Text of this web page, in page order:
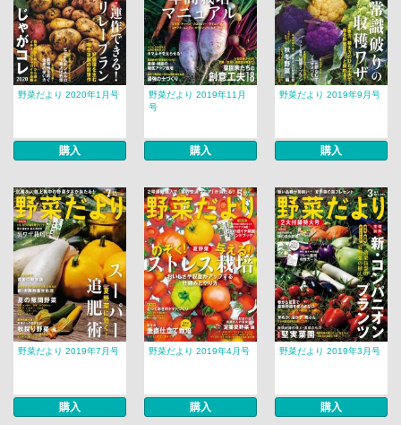
野菜だより 2020年1月号
購入
野菜だより 2019年11月
号
購入
野菜だより 2019年9月号
購入
野菜だより 2019年7月号
購入
野菜だより 2019年4月号
購入
野菜だより 2019年3月号
購入